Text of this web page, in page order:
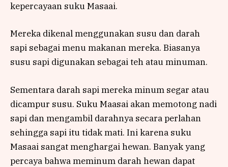
kepercayaan suku Masaai.
Mereka dikenal menggunakan susu dan darah
sapi sebagai menu makanan mereka. Biasanya
susu sapi digunakan sebagai teh atau minuman.
Sementara darah sapi mereka minum segar atau
dicampur susu. Suku Maasai akan memotong nadi
sapi dan mengambil darahnya secara perlahan
sehingga sapi itu tidak mati. Ini karena suku
Masaai sangat menghargai hewan. Banyak yang
percaya bahwa meminum darah hewan dapat